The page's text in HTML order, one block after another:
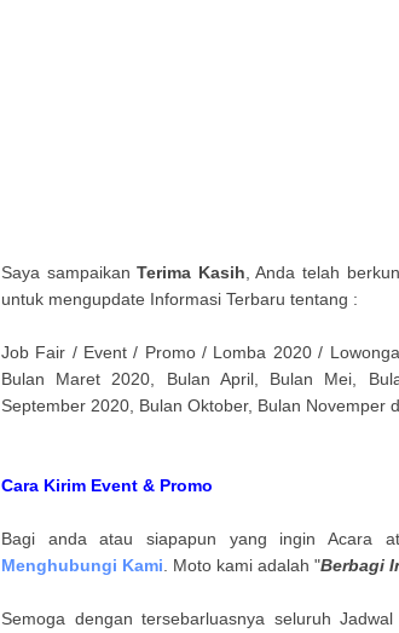
Saya sampaikanTerima Kasih , Anda telah
untuk mengupdate Informasi Terbaru tentang :
Job Fair / Event / Promo / Lomba 2020 /
Bulan Maret 2020, Bulan April, Bulan Mei,
September 2020, Bulan Oktober, Bulan Novemper
Cara Kirim Event & Promo
Bagi anda atau siapapun yang ingin Acara
Menghubungi Kami . Moto kami adalah "Berbagi
Semoga dengan tersebarluasnya seluruh